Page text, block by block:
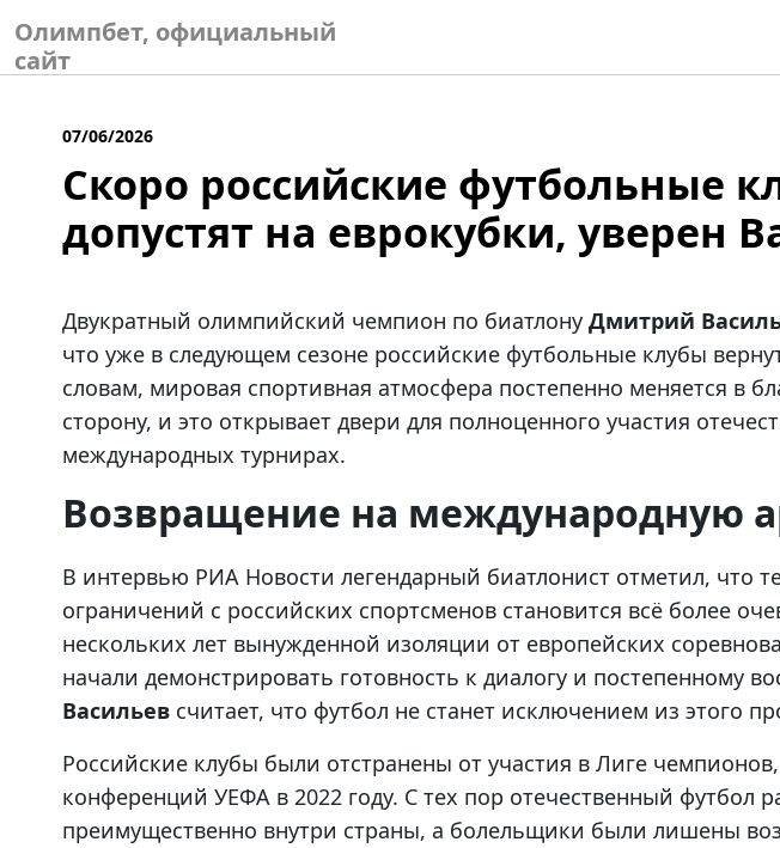
to
content
Олимпбет, официальный
сайт
07/06/2026
Скоро российские футбольные
допустят на еврокубки, уверен
Двукратный олимпийский чемпион по биатлону Дмитрий
что уже в следующем сезоне российские футбольные клубы
словам, мировая спортивная атмосфера постепенно меняется в
сторону, и это открывает двери для полноценного участия
международных турнирах.
Возвращение на международную
В интервью РИА Новости легендарный биатлонист отметил, что
ограничений с российских спортсменов становится всё более
нескольких лет вынужденной изоляции от европейских
начали демонстрировать готовность к диалогу и постепенному
Васильев считает, что футбол не станет исключением из этого
Российские клубы были отстранены от участия в Лиге
конференций УЕФА в 2022 году. С тех пор отечественный футбол
преимущественно внутри страны, а болельщики были лишены